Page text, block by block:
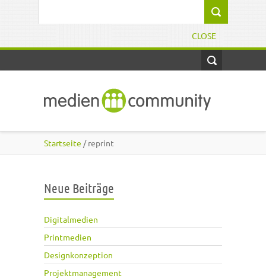
CLOSE
Startseite / reprint
Neue Beiträge
Digitalmedien
Printmedien
Designkonzeption
Projektmanagement